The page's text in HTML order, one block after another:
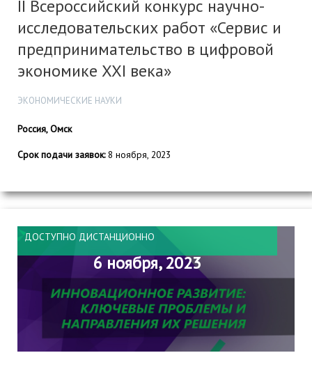
II Всероссийский конкурс научно-
исследовательских работ «Сервис и
предпринимательство в цифровой
экономике XXI века»
ЭКОНОМИЧЕСКИЕ НАУКИ
Россия, Омск
Срок подачи заявок:8 ноября, 2023
ДОСТУПНО ДИСТАНЦИОННО
6 ноября, 2023